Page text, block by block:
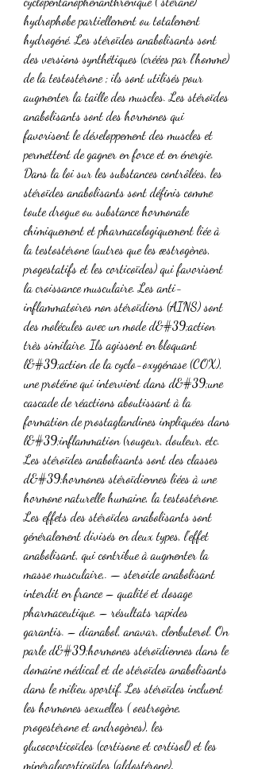
hydrophobe partiellement ou totalement
hydrogéné. Les stéroïdes anabolisants sont
des versions synthétiques (créées par l’homme)
de la testostérone ; ils sont utilisés pour
augmenter la taille des muscles. Les stéroïdes
anabolisants sont des hormones qui
favorisent le développement des muscles et
permettent de gagner en force et en énergie.
Dans la loi sur les substances contrôlées, les
stéroïdes anabolisants sont définis comme
toute drogue ou substance hormonale
chimiquement et pharmacologiquement liée à
la testostérone (autres que les œstrogènes,
progestatifs et les corticoïdes) qui favorisent
la croissance musculaire. Les anti-
inflammatoires non stéroïdiens (AINS) sont
des molécules avec un mode d&#39;action
très similaire. Ils agissent en bloquant
l&#39;action de la cyclo-oxygénase (COX),
une protéine qui intervient dans d&#39;une
cascade de réactions aboutissant à la
formation de prostaglandines impliquées dans
l&#39;inflammation (rougeur, douleur, etc.
Les stéroïdes anabolisants sont des classes
d&#39;hormones stéroïdiennes liées à une
hormone naturelle humaine, la testostérone.
Les effets des stéroïdes anabolisants sont
généralement divisés en deux types, l’effet
anabolisant, qui contribue à augmenter la
masse musculaire,. — steroide anabolisant
interdit en france – qualité et dosage
pharmaceutique. – résultats rapides
garantis. – dianabol, anavar, clenbuterol. On
parle d&#39;hormones stéroïdiennes dans le
domaine médical et de stéroïdes anabolisants
dans le milieu sportif. Les stéroïdes incluent
les hormones sexuelles ( oestrogène,
progestérone et androgènes), les
glucocorticoïdes (cortisone et cortisol) et les
minéralocorticoïdes (aldostérone).